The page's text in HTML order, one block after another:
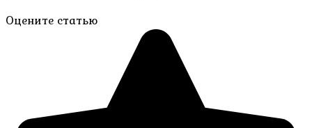
Оцените статью